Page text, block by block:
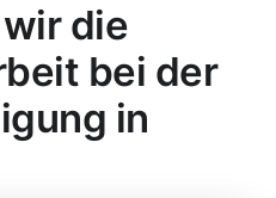
die
bei der
in